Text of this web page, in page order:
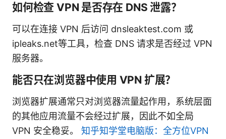
如何检查 VPN 是否存在 DNS 泄露？
可以在连接 VPN 后访问 dnsleaktest.com 或
ipleaks.net等工具，检查 DNS 请求是否经过 VPN
服务器。
能否只在浏览器中使用 VPN 扩展？
浏览器扩展通常只对浏览器流量起作用，系统层面
的其他应用流量不会经过扩展，因此不如全局
VPN 安全稳妥。 知乎知学堂电脑版：全方位VPN